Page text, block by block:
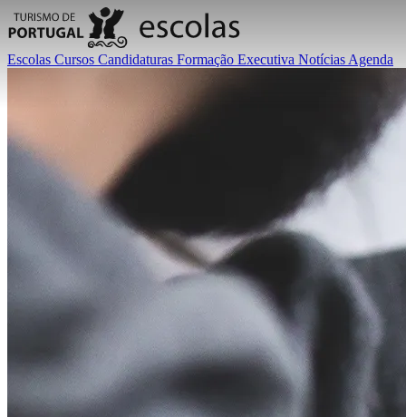
Escolas Cursos Candidaturas Formação Executiva Notícias Agenda